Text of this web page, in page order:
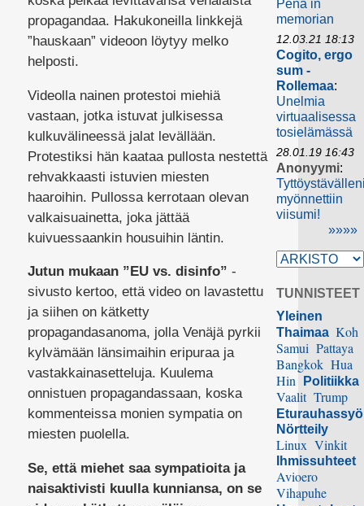
propagandaa. Hakukoneilla linkkejä
”hauskaan” videoon löytyy melko
helposti.
Videolla nainen protestoi miehiä
vastaan, jotka istuvat julkisessa
kulkuvälineessä jalat levällään.
Protestiksi hän kaataa pullosta nestettä
rehvakkaasti istuvien miesten
haaroihin. Pullossa kerrotaan olevan
valkaisuainetta, joka jättää
kuivuessaankin housuihin läntin.
Jutun mukaan ”EU vs. disinfo” -
sivusto kertoo, että video on lavastettu
ja siihen on kätketty
propagandasanoma, jolla Venäjä pyrkii
kylvämään länsimaihin eripuraa ja
vastakkainasetteluja. Kuulema
onnistuen propagandassaan, koska
kommenteissa monien sympatia on
miesten puolella.
Se, että miehet saa sympatioita ja
naisaktivisti kuulla kunniansa, on se
Pena in
memorian
12.03.21 18:13
Cogito, ergo
sum -
Rollemaa:
Unelmia
virtuaalisessa
tosielämässä
28.01.19 16:43
Anonyymi:
myönnettiin
viisumi!
»»»»
TUNNISTEET
Yleinen
Thaimaa Koh
Samui Pattaya
Bangkok Hua
Hin
Politiikka
Vaalit Trump
Nörtteily
Linux Vinkit
Ihmissuhteet
Avioero
Vihapuhe